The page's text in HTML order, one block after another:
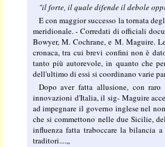
"il forte, il quale difende il debole
E con maggior successo la tornata
meridionale. - Corredati di officiali
Bowyer, M. Cochrane, e M. Maguire.
cronaca, tra cui brevi confini non è
tanto più autorevole, in quanto che
dell'ultimo di essi si coordinano varie
Dopo aver fatta allusione, con
innovazioni d'Italia, il sig- Maguire
ad impegnare il governo inglese nel
che si commettono nelle due Sicilie,
influenza fatta traboccare la bilancia
traditori....,,